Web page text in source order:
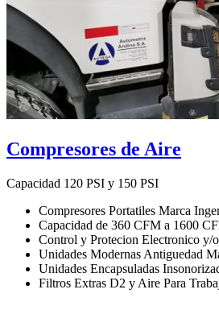
Compresores de Aire
Capacidad 120 PSI y 150 PSI
Compresores Portatiles Marca
Capacidad de 360 CFM a 1600
Control y Protecion Electronico y/
Unidades Modernas Antiguedad
Unidades Encapsuladas
Filtros Extras D2 y Aire Para